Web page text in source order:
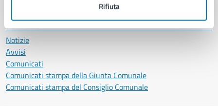
Rifiuta
NOVITÀ
Notizie
Avvisi
Comunicati
Comunicati stampa della Giunta Comunale
Comunicati stampa del Consiglio Comunale